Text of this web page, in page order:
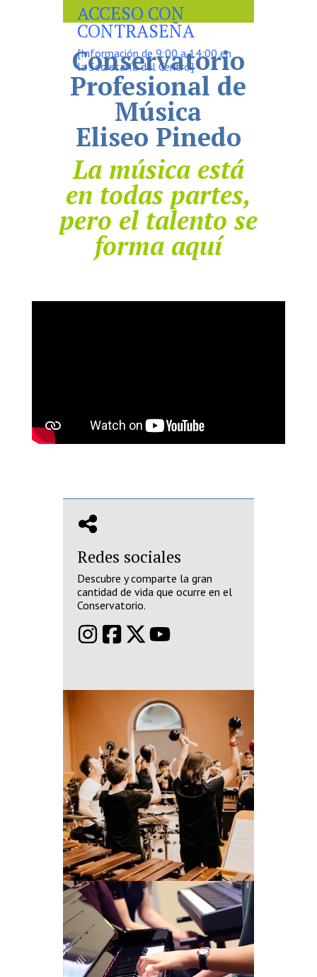
ACCESO CON
CONTRASEÑA
[Información de 9:00 a 14:00 en
la Secretaría del Centro]
Conservatorio
Profesional de
Música
Eliseo Pinedo
La música está
en todas partes,
pero el talento se
forma aquí
Redes sociales
Descubre y comparte la gran
cantidad de vida que ocurre en el
Conservatorio.